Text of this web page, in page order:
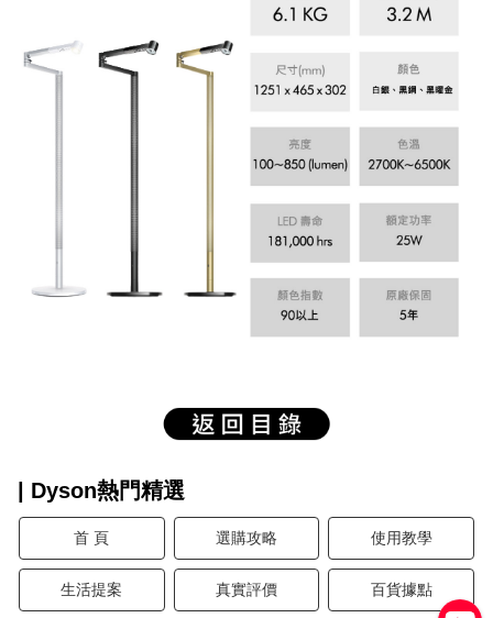
| Dyson熱門精選
首 頁 選購攻略 使用教學
生活提案 真實評價 百貨據點